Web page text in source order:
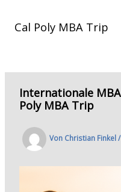
InhaltCal Poly MBA Trip
Internationale
Poly MBA Trip
Von Christian Finkel/